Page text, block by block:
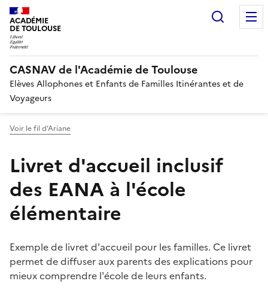
ACADÉMIE
DE TOULOUSE
CASNAV de l'Académie de Toulouse
Elèves Allophones et Enfants de Familles Itinérantes et de
Voyageurs
Voir le fil d’Ariane
Livret d'accueil inclusif
des EANA à l'école
élémentaire
Exemple de livret d'accueil pour les familles. Ce livret
permet de diffuser aux parents des explications pour
mieux comprendre l'école de leurs enfants.